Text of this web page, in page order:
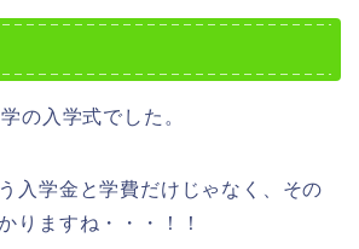
の入学式でした。
入学金と学費だけじゃなく、その
りますね・・・！！